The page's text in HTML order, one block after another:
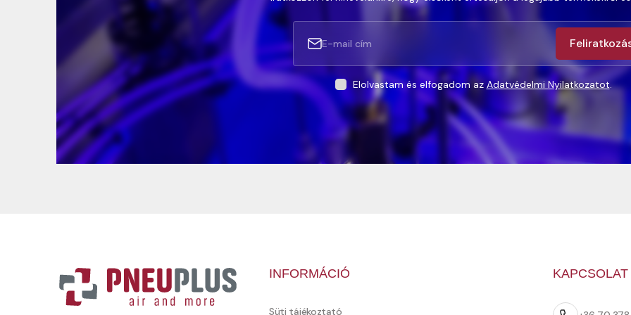
Elolvastam és elfogadom azAdatvédelmi Nyilatkozatot.
INFORMÁCIÓ
Süti tájékoztató
KAPCSOLAT